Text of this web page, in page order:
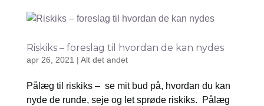
Riskiks – foreslag til hvordan de kan nydes
apr 26, 2021 | Alt det andet
Pålæg til riskiks – se mit bud på, hvordan du kan
nyde de runde, seje og let sprøde riskiks. Pålæg